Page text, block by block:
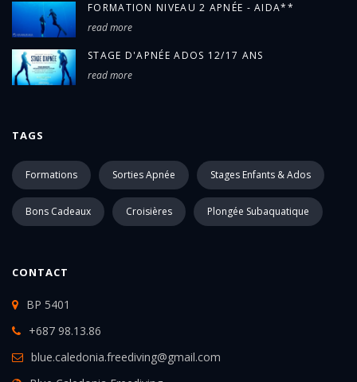
FORMATION NIVEAU 2 APNÉE - AIDA**
read more
STAGE D'APNÉE ADOS 12/17 ANS
read more
TAGS
Formations Sorties Apnée Stages Enfants & Ados
Bons Cadeaux Croisières Plongée Subaquatique
CONTACT
BP 5401
+687 98.13.86
blue.caledonia.freediving@gmail.com